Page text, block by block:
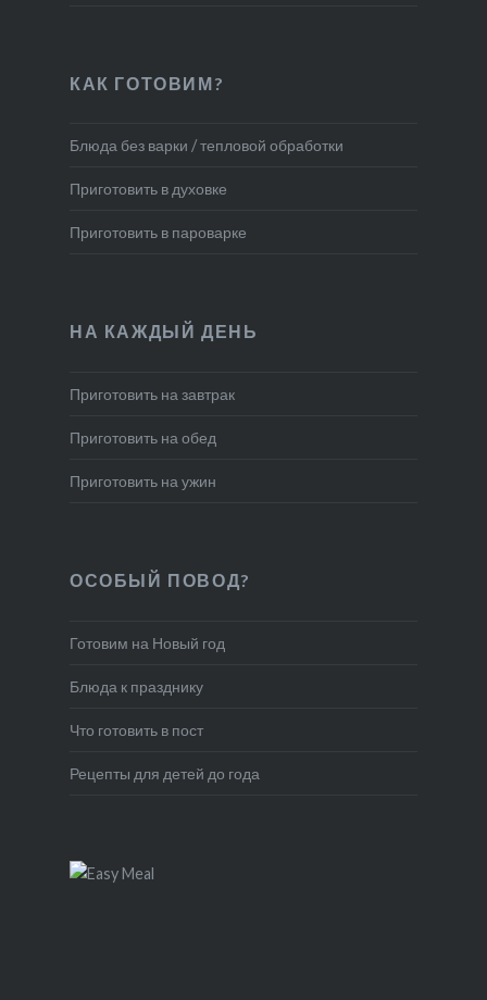
КАК ГОТОВИМ?
Блюда без варки / тепловой обработки
Приготовить в духовке
Приготовить в пароварке
НА КАЖДЫЙ ДЕНЬ
Приготовить на завтрак
Приготовить на обед
Приготовить на ужин
ОСОБЫЙ ПОВОД?
Готовим на Новый год
Блюда к празднику
Что готовить в пост
Рецепты для детей до года